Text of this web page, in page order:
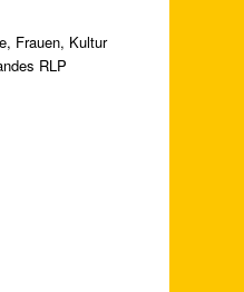
Frauen, Kultur
RLP